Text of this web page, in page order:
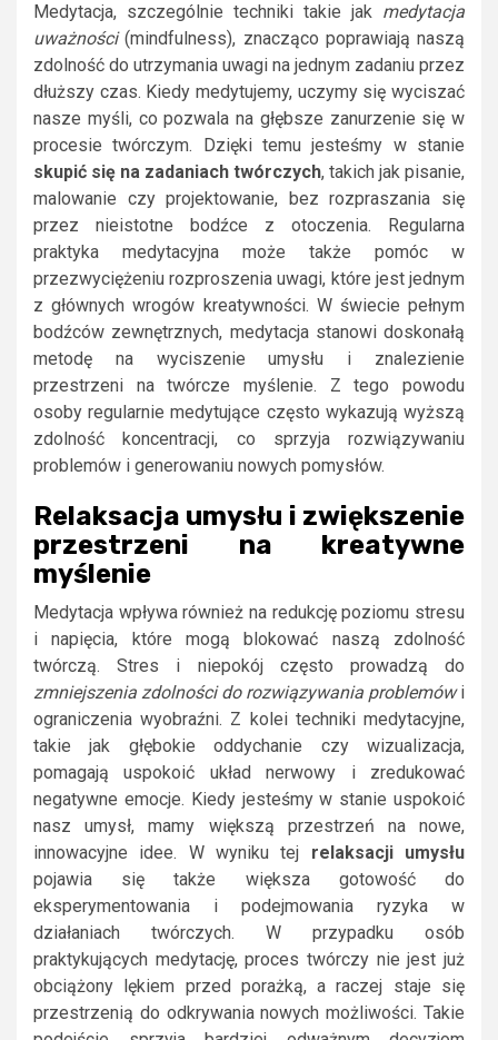
Medytacja, szczególnie techniki takie jak medytacja
uważności(mindfulness), znacząco poprawiają naszą
zdolność do utrzymania uwagi na jednym zadaniu przez
dłuższy czas. Kiedy medytujemy, uczymy się wyciszać
nasze myśli, co pozwala na głębsze zanurzenie się w
procesie twórczym. Dzięki temu jesteśmy w stanie
skupić się na zadaniach twórczych, takich jak pisanie,
malowanie czy projektowanie, bez rozpraszania się
przez nieistotne bodźce z otoczenia. Regularna
praktyka medytacyjna może także pomóc w
przezwyciężeniu rozproszenia uwagi, które jest jednym
z głównych wrogów kreatywności. W świecie pełnym
bodźców zewnętrznych, medytacja stanowi doskonałą
metodę na wyciszenie umysłu i znalezienie
przestrzeni na twórcze myślenie. Z tego powodu
osoby regularnie medytujące często wykazują wyższą
zdolność koncentracji, co sprzyja rozwiązywaniu
problemów i generowaniu nowych pomysłów.
Relaksacja umysłu i zwiększenie
przestrzeni na kreatywne
myślenie
Medytacja wpływa również na redukcję poziomu stresu
i napięcia, które mogą blokować naszą zdolność
twórczą. Stres i niepokój często prowadzą do
zmniejszenia zdolności do rozwiązywania problemówi
ograniczenia wyobraźni. Z kolei techniki medytacyjne,
takie jak głębokie oddychanie czy wizualizacja,
pomagają uspokoić układ nerwowy i zredukować
negatywne emocje. Kiedy jesteśmy w stanie uspokoić
nasz umysł, mamy większą przestrzeń na nowe,
innowacyjne idee. W wyniku tej relaksacji umysłu
pojawia się także większa gotowość do
eksperymentowania i podejmowania ryzyka w
działaniach twórczych. W przypadku osób
praktykujących medytację, proces twórczy nie jest już
obciążony lękiem przed porażką, a raczej staje się
przestrzenią do odkrywania nowych możliwości. Takie